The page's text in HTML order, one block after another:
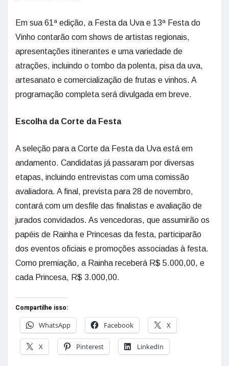
Em sua 61ª edição, a Festa da Uva e 13ª Festa do
Vinho contarão com shows de artistas regionais,
apresentações itinerantes e uma variedade de
atrações, incluindo o tombo da polenta, pisa da uva,
artesanato e comercialização de frutas e vinhos. A
programação completa será divulgada em breve.
Escolha da Corte da Festa
A seleção para a Corte da Festa da Uva está em
andamento. Candidatas já passaram por diversas
etapas, incluindo entrevistas com uma comissão
avaliadora. A final, prevista para 28 de novembro,
contará com um desfile das finalistas e avaliação de
jurados convidados. As vencedoras, que assumirão os
papéis de Rainha e Princesas da festa, participarão
dos eventos oficiais e promoções associadas à festa.
Como premiação, a Rainha receberá R$ 5.000,00, e
cada Princesa, R$ 3.000,00.
Compartilhe isso:
WhatsApp
Facebook X
X Pinterest LinkedIn